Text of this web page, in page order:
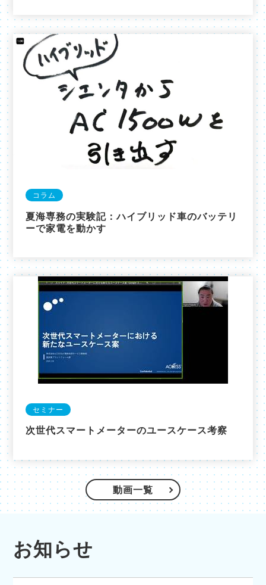
コラム
夏海専務の実験記：ハイブリッド車のバッテリ
ーで家電を動かす
セミナー
次世代スマートメーターのユースケース考察
動画一覧
お知らせ